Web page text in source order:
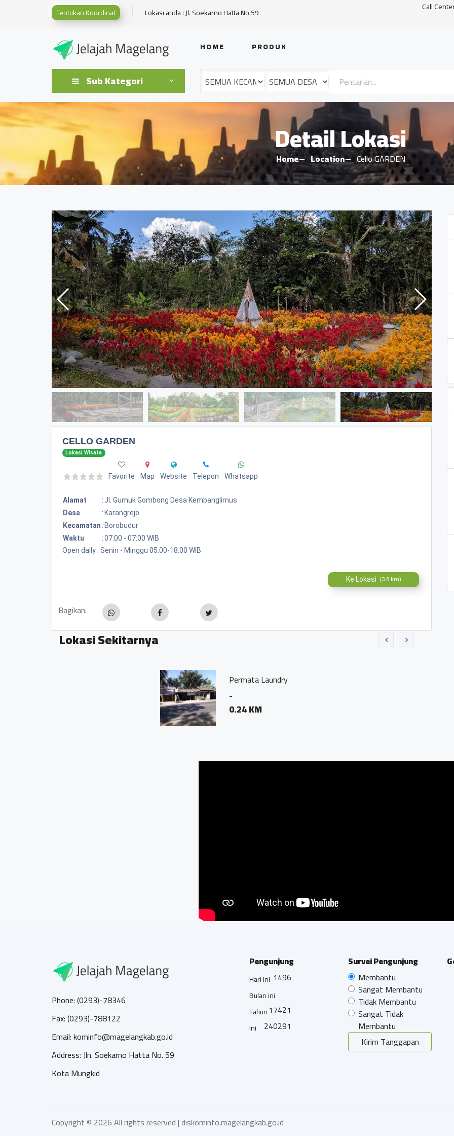
Tentukan Koordinat Lokasi anda : Jl. Soekarno Hatta No.59 Call
HOME PRODUK
Sub Kategori
Detail Lokasi
Home Location Cello GARDEN
CELLO GARDEN
Lokasi Wisata
Favorite Map Website Telepon Whatsapp
Alamat : Jl. Gumuk Gombong Desa Kembanglimus
Desa
: Karangrejo
Kecamatan : Borobudur
Waktu
:07:00 - 07:00 WIB
Open daily : Senin - Minggu 05:00-18:00 WIB
Ke Lokasi (3.8 km)
Bagikan:
Lokasi Sekitarnya
Permata Laundry
0.24 KM
Phone: (0293)-78346
Fax: (0293)-788122
Email: kominfo@magelangkab.go.id
Address: Jln. Soekarno Hatta No. 59
Kota Mungkid
Pengunjung
Hari ini 1496
Bulan ini
17421
Tahun
ini
240291
Survei Pengunjung
Membantu
Sangat Membantu
Tidak Membantu
Sangat Tidak
Membantu
Kirim Tanggapan
Copyright © 2026 All rights reserved |diskominfo.magelangkab.go.id